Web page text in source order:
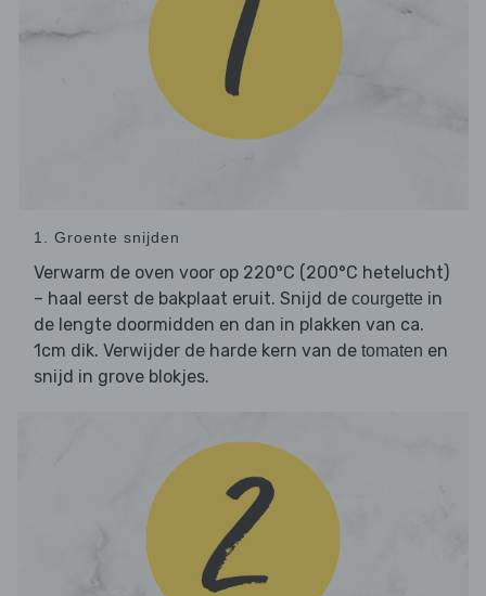
1. Groente snijden
Verwarm de oven voor op 220°C (200°C hetelucht)
– haal eerst de bakplaat eruit. Snijd de courgette in
de lengte doormidden en dan in plakken van ca.
1cm dik. Verwijder de harde kern van de tomaten en
snijd in grove blokjes.